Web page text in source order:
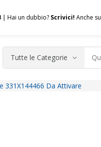
| Hai un dubbio? Scrivici! Anche su
F.A.Q. Contatti
331X144466 Da Attivare